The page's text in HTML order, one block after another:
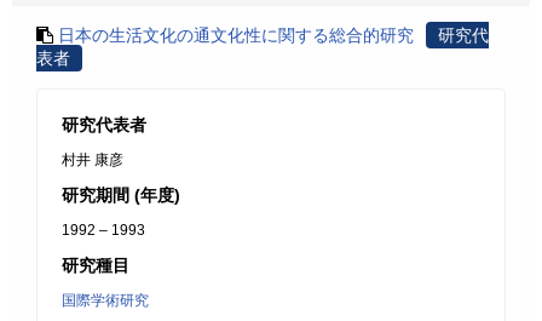
日本の生活文化の通文化性に関する総合的研究
研究代
表者
研究代表者
村井 康彦
研究期間 (年度)
1992 – 1993
研究種目
国際学術研究